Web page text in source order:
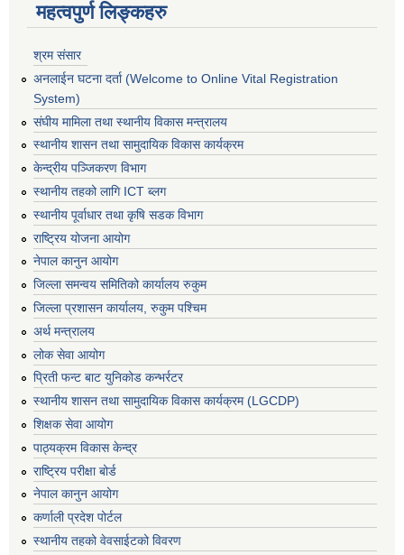
महत्वपुर्ण लिङ्कहरु
श्रम संसार
अनलाईन घटना दर्ता (Welcome to Online Vital Registration
System)
संघीय मामिला तथा स्थानीय विकास मन्त्रालय
स्थानीय शासन तथा सामुदायिक विकास कार्यक्रम
केन्द्रीय पञ्जिकरण विभाग
स्थानीय तहको लागि ICT ब्लग
स्थानीय पूर्वाधार तथा कृषि सडक विभाग
राष्ट्रिय योजना आयोग
नेपाल कानुन आयोग
जिल्ला समन्वय समितिको कार्यालय रुकुम
जिल्ला प्रशासन कार्यालय, रुकुम पश्चिम
अर्थ मन्त्रालय
लोक सेवा आयोग
प्रिती फन्ट बाट युनिकोड कन्भर्रटर
स्थानीय शासन तथा सामुदायिक विकास कार्यक्रम (LGCDP)
शिक्षक सेवा आयोग
पाठ्यक्रम विकास केन्द्र
राष्ट्रिय परीक्षा बोर्ड
नेपाल कानुन आयोग
कर्णाली प्रदेश पोर्टल
स्थानीय तहको वेवसाईटको विवरण